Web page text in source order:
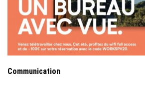
Communication